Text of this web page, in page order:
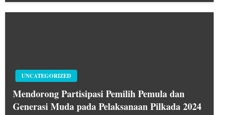
UNCATEGORIZED
Mendorong Partisipasi Pemilih Pemula dan
Generasi Muda pada Pelaksanaan Pilkada 2024